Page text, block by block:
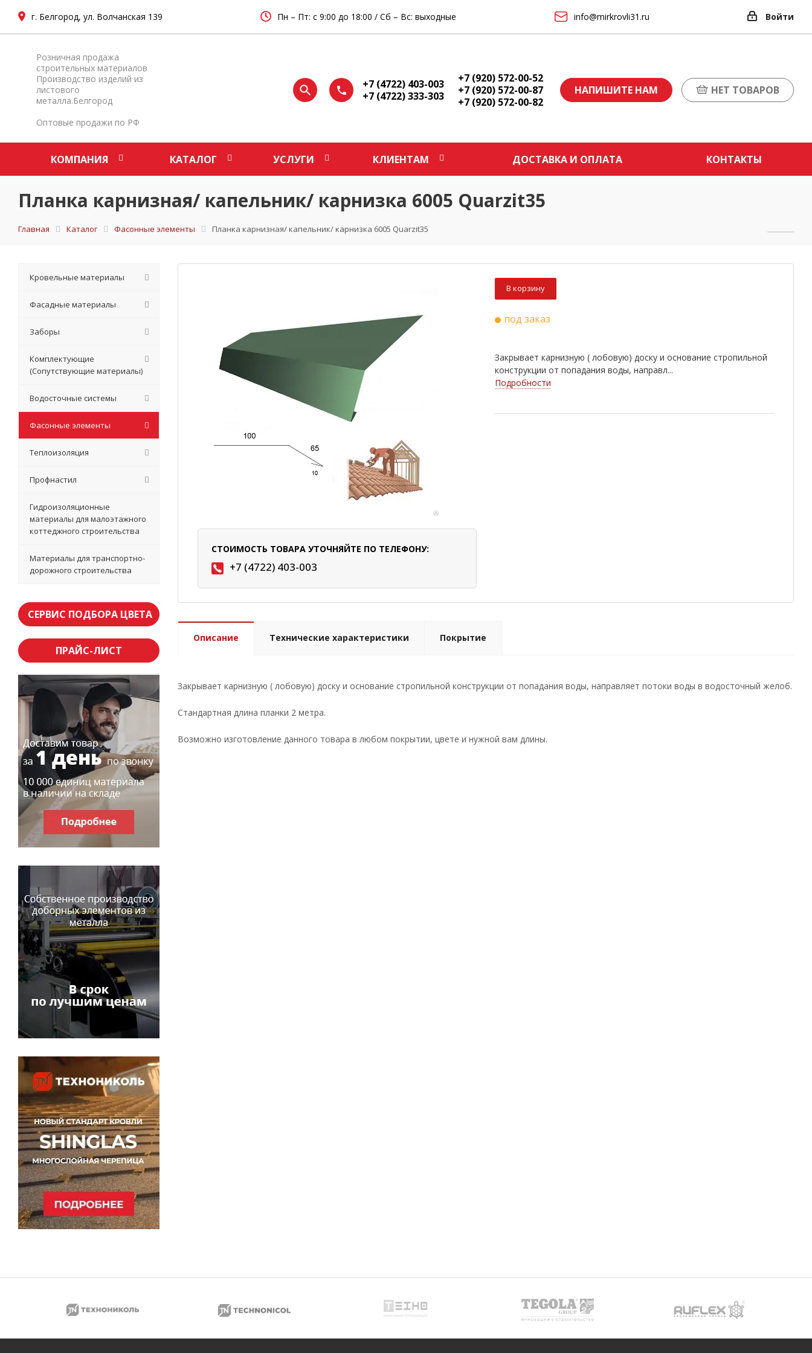
г. Белгород, ул. Волчанская 139 Пн – Пт: с 9:00 до 18:00 / Сб – Вс: выходные info@mirkrovli31.ru Войти
Розничная продажа
строительных материалов
Производство изделий из
листового
металла.Белгород
Оптовые продажи по РФ
+7 (4722) 403-003
+7 (4722) 333-303
+7 (920) 572-00-52
+7 (920) 572-00-87
+7 (920) 572-00-82
НАПИШИТЕ НАМ НЕТ ТОВАРОВ
КОМПАНИЯ КАТАЛОГ УСЛУГИ КЛИЕНТАМ ДОСТАВКА И ОПЛАТА КОНТАКТЫ
Планка карнизная/ капельник/ карнизка 6005 Quarzit35
Главная Каталог Фасонные элементы Планка карнизная/ капельник/ карнизка 6005 Quarzit35
СТОИМОСТЬ ТОВАРА УТОЧНЯЙТЕ ПО ТЕЛЕФОНУ:
+7 (4722) 403-003
В корзину
под заказ
Закрывает карнизную ( лобовую) доску и основание стропильной
конструкции от попадания воды, направл...
Подробности
Описание Технические характеристики Покрытие
Закрывает карнизную ( лобовую) доску и основание стропильной конструкции от попадания воды, направляет потоки воды в водосточный желоб.
Стандартная длина планки 2 метра.
Возможно изготовление данного товара в любом покрытии, цвете и нужной вам длины.
Кровельные материалы
Фасадные материалы
Заборы
Комплектующие
(Сопутствующие материалы)
Водосточные системы
Фасонные элементы
Теплоизоляция
Профнастил
Гидроизоляционные
материалы для малоэтажного
коттеджного строительства
Материалы для транспортно-
дорожного строительства
СЕРВИС ПОДБОРА ЦВЕТА
ПРАЙС-ЛИСТ